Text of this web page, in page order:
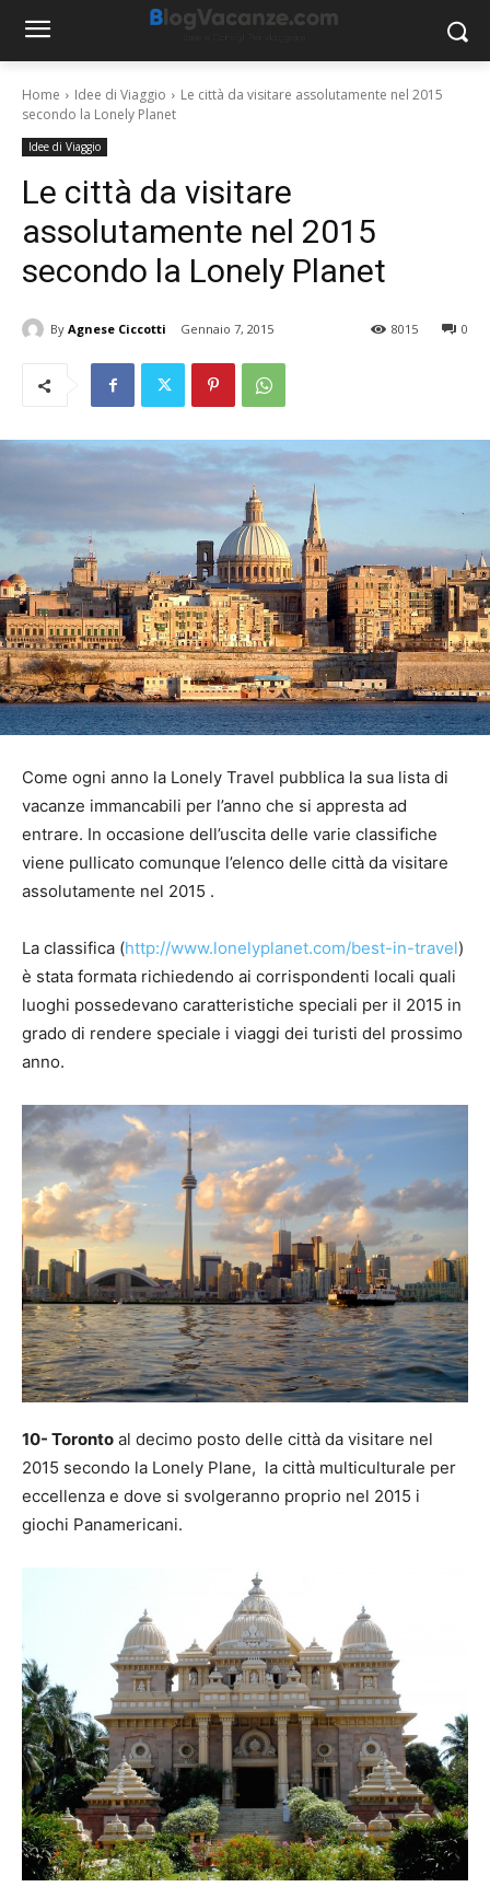
Home Idee di Viaggio
Le città da visitare assolutamente nel 2015
secondo la Lonely Planet
Idee di Viaggio
Le città da visitare
assolutamente nel 2015
secondo la Lonely Planet
By Agnese Ciccotti Gennaio 7, 2015 0
8015
Come ogni anno la Lonely Travel pubblica la sua lista di
vacanze immancabili per l’anno che si appresta ad
entrare. In occasione dell’uscita delle varie classifiche
viene pullicato comunque l’elenco delle città da visitare
assolutamente nel 2015 .
La classifica (http://www.lonelyplanet.com/best-in-travel)
è stata formata richiedendo ai corrispondenti locali quali
luoghi possedevano caratteristiche speciali per il 2015 in
grado di rendere speciale i viaggi dei turisti del prossimo
anno.
10- Toronto al decimo posto delle città da visitare nel
2015 secondo la Lonely Plane, la città multiculturale per
eccellenza e dove si svolgeranno proprio nel 2015 i
giochi Panamericani.